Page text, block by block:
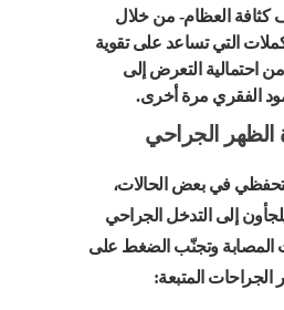
كثافة العظام- من خلال
التي تساعد على تقوية
احتمالية التعرض إلى
الفقري مرة أخرى.
الجراحي
في بعض الحالات،
إلى التدخل الجراحي
المصابة وتجنّب الضغط على
المتبعة: